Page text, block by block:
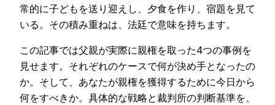
常的に子どもを送り迎えし、夕食を作り、宿題を見て
いる。その積み重ねは、法廷で意味を持ちます。
この記事では父親が実際に親権を取った4つの事例を
見せます。それぞれのケースで何が決め手となったの
か。そして、あなたが親権を獲得するために今日から
何をすべきか。具体的な戦略と裁判所の判断基準を、